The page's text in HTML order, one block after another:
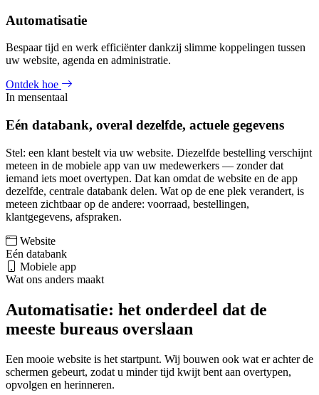
Automatisatie
Bespaar tijd en werk efficiënter dankzij slimme koppelingen tussen
uw website, agenda en administratie.
Ontdek hoe
In mensentaal
Eén databank, overal dezelfde, actuele gegevens
Stel: een klant bestelt via uw website. Diezelfde bestelling verschijnt
meteen in de mobiele app van uw medewerkers — zonder dat
iemand iets moet overtypen. Dat kan omdat de website en de app
dezelfde, centrale databank delen. Wat op de ene plek verandert, is
meteen zichtbaar op de andere: voorraad, bestellingen,
klantgegevens, afspraken.
Website
Eén databank
Mobiele app
Wat ons anders maakt
Automatisatie: het onderdeel dat de
meeste bureaus overslaan
Een mooie website is het startpunt. Wij bouwen ook wat er achter de
schermen gebeurt, zodat u minder tijd kwijt bent aan overtypen,
opvolgen en herinneren.